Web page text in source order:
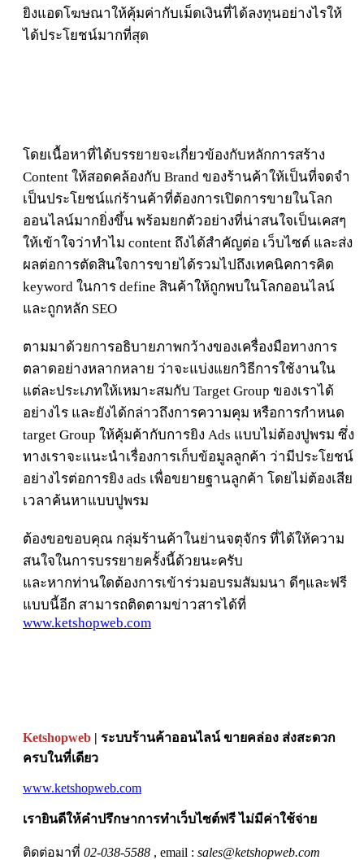
ยิงแอดโฆษณาให้คุ้มค่ากับเม็ดเงินที่ได้ลงทุนอย่างไรให้
ได้ประโยชน์มากที่สุด
โดยเนื้อหาที่ได้บรรยายจะเกี่ยวข้องกับหลักการสร้าง
Content ให้สอดคล้องกับ Brand ของร้านค้าให้เป็นที่จดจำ
เป็นประโยชน์แก่ร้านค้าที่ต้องการเปิดการขายในโลก
ออนไลน์มากยิ่งขึ้น พร้อมยกตัวอย่างที่น่าสนใจเป็นเคสๆ
ให้เข้าใจว่าทำไม content ถึงได้สำคัญต่อ เว็บไซต์ และส่ง
ผลต่อการตัดสินใจการขายได้รวมไปถึงเทคนิคการคิด
keyword ในการ define สินค้าให้ถูกพบในโลกออนไลน์
และถูกหลัก SEO
ตามมาด้วยการอธิบายภาพกว้างของเครื่องมือทางการ
ตลาดอย่างหลากหลาย ว่าจะแบ่งแยกวิธีการใช้งานใน
แต่ละประเภทให้เหมาะสมกับ Target Group ของเราได้
อย่างไร และยังได้กล่าวถึงการความคุม หรือการกำหนด
target Group ให้คุ้มค้ากับการยิง Ads แบบไม่ต้องปูพรม ซึ่ง
ทางเราจะแนะนำเรื่องการเก็บข้อมูลลูกค้า ว่ามีประโยชน์
อย่างไรต่อการยิง ads เพื่อขยายฐานลูกค้า โดยไม่ต้องเสีย
เวลาค้นหาแบบปูพรม
ต้องขอขอบคุณ กลุ่มร้านค้าในย่านจตุจักร ที่ได้ให้ความ
สนใจในการบรรยายครั้งนี้ด้วยนะครับ
และหากท่านใดต้องการเข้าร่วมอบรมสัมมนา ดีๆและฟรี
แบบนี้อีก สามารถติดตามข่าวสารได้ที่
www.ketshopweb.com
Ketshopweb | ระบบร้านค้าออนไลน์ ขายคล่อง ส่งสะดวก
ครบในที่เดียว
www.ketshopweb.com
เรายินดีให้คำปรึกษาการทำเว็บไซต์ฟรี ไม่มีค่าใช้จ่าย
ติดต่อมาที่ 02-038-5588 , email : sales@ketshopweb.com